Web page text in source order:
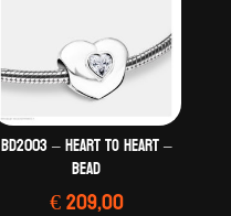
BD2003 – Heart To Heart –
Bead
€209,00